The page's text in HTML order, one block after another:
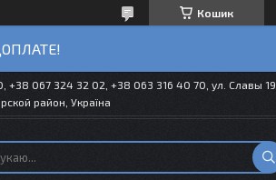
Кошик
+38 067 324 32 02, +38 063 316 40 70, ул. Славы 19,
район, Україна